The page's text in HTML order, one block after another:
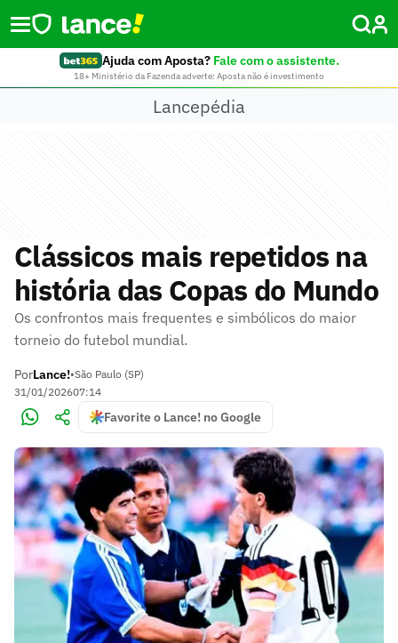
Ajuda com Aposta? Fale com o assistente.
18+ Ministério da Fazenda adverte: Aposta não é investimento
Lancepédia
Clássicos mais repetidos na
história das Copas do Mundo
Os confrontos mais frequentes e simbólicos do maior
torneio do futebol mundial.
PorLance!•São Paulo (SP)
31/01/202607:14
Favorite o Lance! no Google